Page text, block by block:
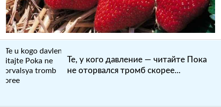
Те, у кого давление — читайте Пока
не оторвался тромб скорее...